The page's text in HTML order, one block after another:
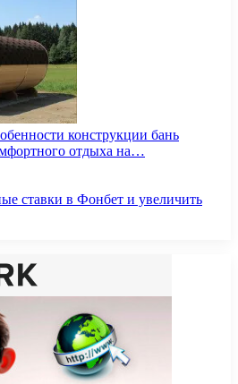
конструкции бань
отдыха на…
ставки в Фонбет и увеличить